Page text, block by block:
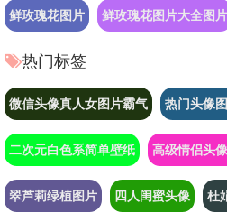
鲜玫瑰花图片 鲜玫瑰花图片大全图片
热门标签
微信头像真人女图片霸气 热门头像
二次元白色系简单壁纸 高级情侣头
翠芦莉绿植图片 四人闺蜜头像 杜